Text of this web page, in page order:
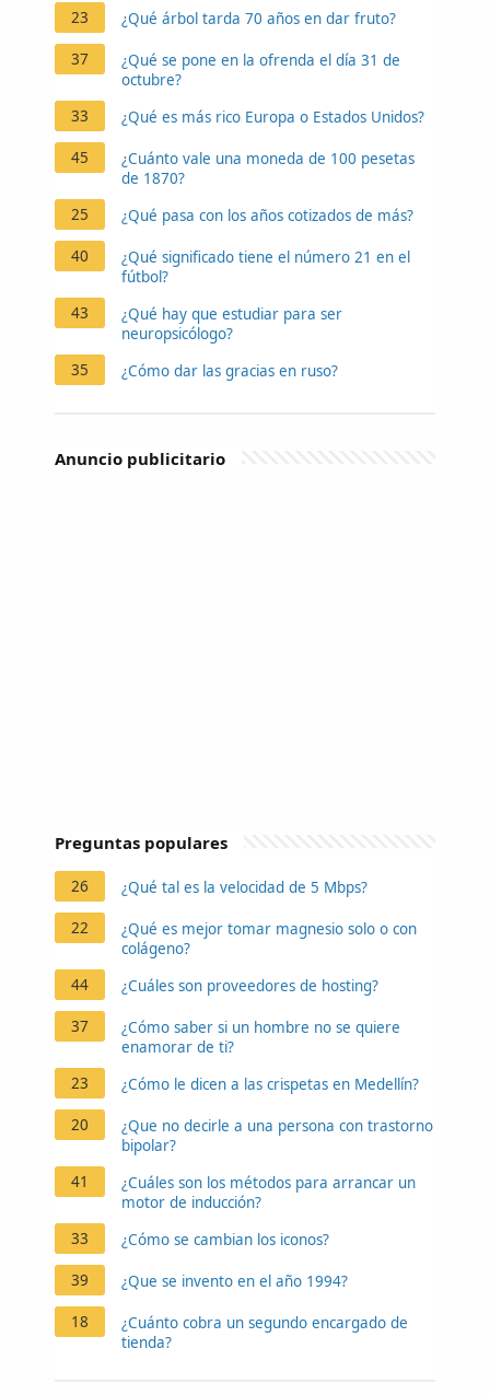
23
¿Qué árbol tarda 70 años en dar fruto?
37
¿Qué se pone en la ofrenda el día 31 de
octubre?
33
¿Qué es más rico Europa o Estados Unidos?
45
¿Cuánto vale una moneda de 100 pesetas
de 1870?
25
¿Qué pasa con los años cotizados de más?
40
¿Qué significado tiene el número 21 en el
fútbol?
43
¿Qué hay que estudiar para ser
neuropsicólogo?
35
¿Cómo dar las gracias en ruso?
Anuncio publicitario
Preguntas populares
26 ¿Qué tal es la velocidad de 5 Mbps?
22
¿Qué es mejor tomar magnesio solo o con
colágeno?
44
¿Cuáles son proveedores de hosting?
37
¿Cómo saber si un hombre no se quiere
enamorar de ti?
23
¿Cómo le dicen a las crispetas en Medellín?
20
¿Que no decirle a una persona con trastorno
bipolar?
41
¿Cuáles son los métodos para arrancar un
motor de inducción?
33
¿Cómo se cambian los iconos?
39 ¿Que se invento en el año 1994?
18
¿Cuánto cobra un segundo encargado de
tienda?